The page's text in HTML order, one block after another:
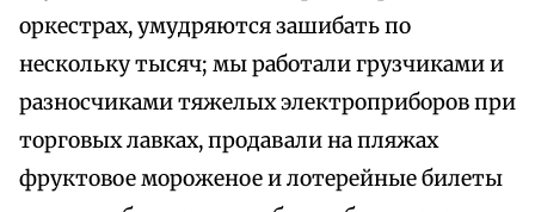
оркестрах, умудряются зашибать по
нескольку тысяч; мы работали грузчиками и
разносчиками тяжелых электроприборов при
торговых лавках, продавали на пляжах
фруктовое мороженое и лотерейные билеты